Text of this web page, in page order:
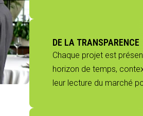
DE LA TRANSPARENCE
Chaque projet est
horizon de temps,
leur lecture du marché